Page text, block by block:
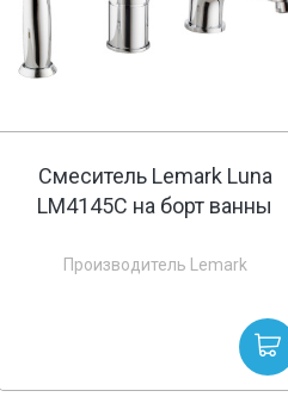
Смеситель Lemark Luna
LM4145C на борт ванны
Производитель Lemark